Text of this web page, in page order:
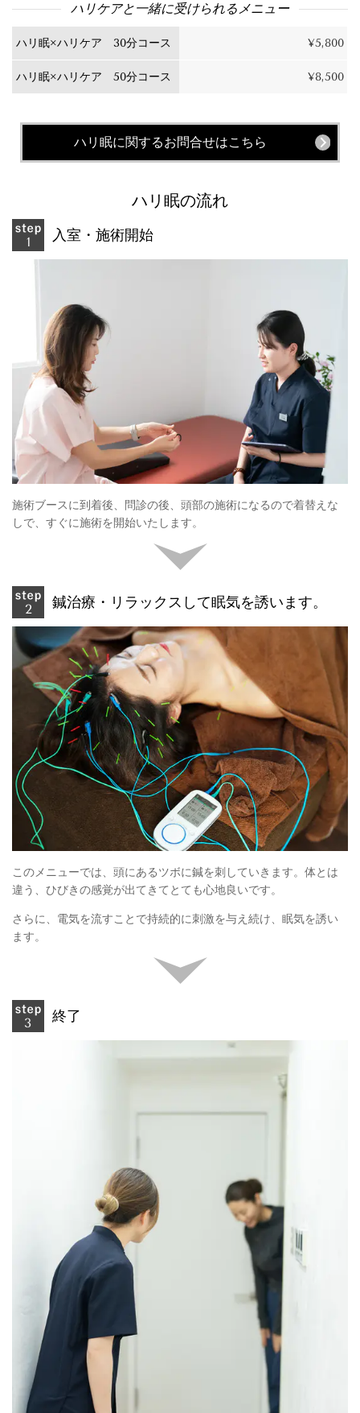
ハリケアと一緒に受けられるメニュー
ハリ眠×ハリケア 30分コース ¥5,800
ハリ眠×ハリケア 50分コース ¥8,500
ハリ眠に関するお問合せはこちら
ハリ眠の流れ
入室・施術開始
施術ブースに到着後、問診の後、頭部の施術になるので着替えな
しで、すぐに施術を開始いたします。
鍼治療・リラックスして眠気を誘います。
このメニューでは、頭にあるツボに鍼を刺していきます。体とは
違う、ひびきの感覚が出てきてとても心地良いです。
さらに、電気を流すことで持続的に刺激を与え続け、眠気を誘い
ます。
終了